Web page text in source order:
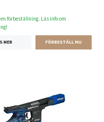
förbeställning. Läs info om
MER